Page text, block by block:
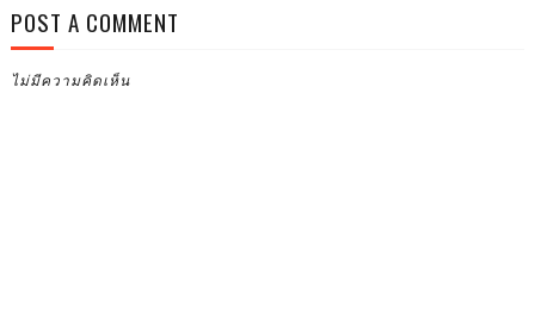
POST A COMMENT
ไม่มีความคิดเห็น